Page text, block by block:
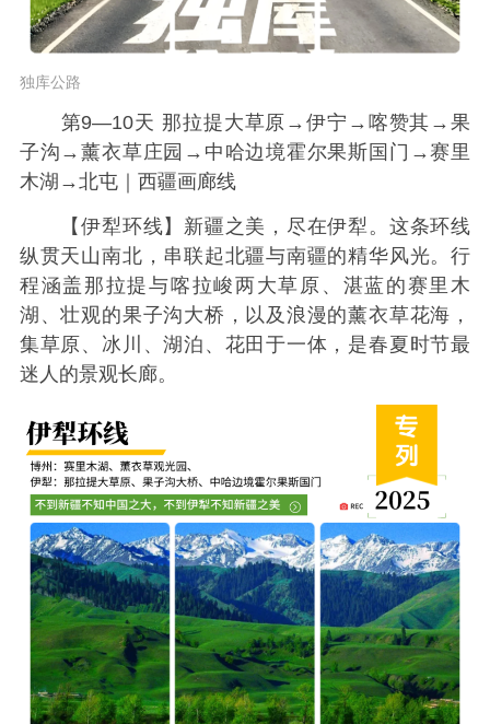
独库公路
第9—10天 那拉提大草原→伊宁→喀赞其→果
子沟→薰衣草庄园→中哈边境霍尔果斯国门→赛里
木湖→北屯｜西疆画廊线
【伊犁环线】新疆之美，尽在伊犁。这条环线
纵贯天山南北，串联起北疆与南疆的精华风光。行
程涵盖那拉提与喀拉峻两大草原、湛蓝的赛里木
湖、壮观的果子沟大桥，以及浪漫的薰衣草花海，
集草原、冰川、湖泊、花田于一体，是春夏时节最
迷人的景观长廊。